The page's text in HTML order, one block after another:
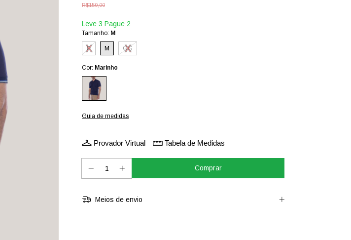
R$150,00
Leve 3 Pague 2
Tamanho: M
P M GG
Cor: Marinho
Guia de medidas
Provador Virtual Tabela de Medidas
Meios de envio